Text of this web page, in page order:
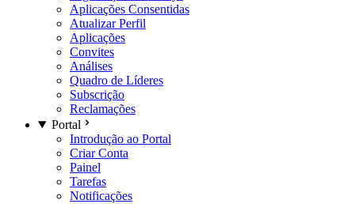
Aplicações Consentidas
Atualizar Perfil
Aplicações
Convites
Análises
Quadro de Líderes
Subscrição
Reclamações
Portal
Introdução ao Portal
Criar Conta
Painel
Tarefas
Notificações